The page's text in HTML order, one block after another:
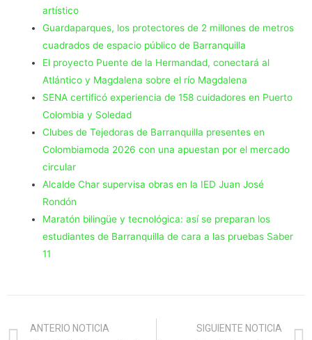
artístico
Guardaparques, los protectores de 2 millones de metros
cuadrados de espacio público de Barranquilla
El proyecto Puente de la Hermandad, conectará al
Atlántico y Magdalena sobre el río Magdalena
SENA certificó experiencia de 158 cuidadores en Puerto
Colombia y Soledad
Clubes de Tejedoras de Barranquilla presentes en
Colombiamoda 2026 con una apuestan por el mercado
circular
Alcalde Char supervisa obras en la IED Juan José
Rondón
Maratón bilingüe y tecnológica: así se preparan los
estudiantes de Barranquilla de cara a las pruebas Saber
11
ANTERIO NOTICIA
SIGUIENTE NOTICIA